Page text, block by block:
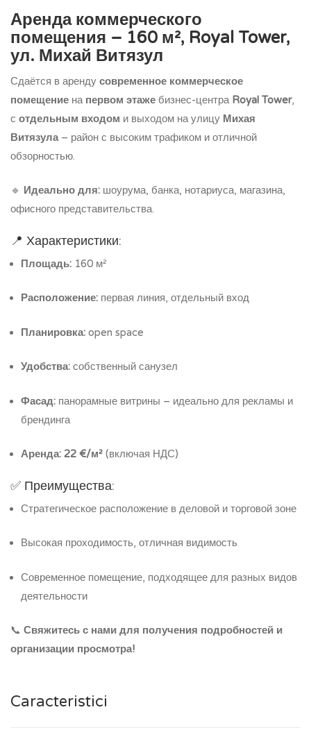
Аренда коммерческого
помещения – 160 м², Royal Tower,
ул. Михай Витязул
Сдаётся в аренду современное коммерческое
помещение на первом этаже бизнес-центра Royal Tower,
с отдельным входом и выходом на улицу Михая
Витязула – район с высоким трафиком и отличной
обзорностью.
🔹 Идеально для: шоурума, банка, нотариуса, магазина,
офисного представительства.
📍 Характеристики:
Площадь: 160 м²
Расположение: первая линия, отдельный вход
Планировка: open space
Удобства: собственный санузел
Фасад: панорамные витрины – идеально для рекламы и
брендинга
Аренда: 22 €/м² (включая НДС)
✅ Преимущества:
Стратегическое расположение в деловой и торговой зоне
Высокая проходимость, отличная видимость
Современное помещение, подходящее для разных видов
деятельности
📞 Свяжитесь с нами для получения подробностей и
организации просмотра!
Caracteristici